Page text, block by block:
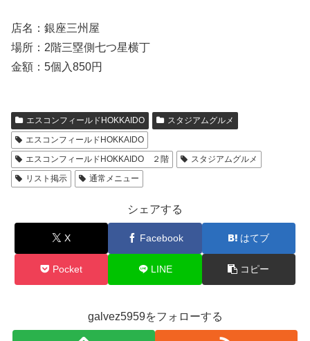
店名：銀座三州屋
場所：2階三塁側七つ星横丁
金額：5個入850円
エスコンフィールドHOKKAIDO
スタジアムグルメ
エスコンフィールドHOKKAIDO
エスコンフィールドHOKKAIDO ２階
スタジアムグルメ
リスト掲示
通常メニュー
シェアする
X Facebook はてブ
Pocket LINE コピー
galvez5959をフォローする